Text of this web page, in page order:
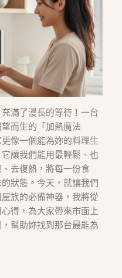
滿了漫長的等待！一台
而生的「加熱魔法
像一個能為妳的料理生
讓我們能用最輕鬆、也
去復熱，將每一份食
狀態。今天，就讓我們
族的必備神器，我將從
得，為大家帶來市面上
幫助妳找到那台最能為